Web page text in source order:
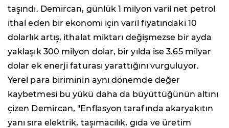
taşındı. Demircan, günlük 1 milyon varil net petrol
ithal eden bir ekonomi için varil fiyatındaki 10
dolarlık artış, ithalat miktarı değişmezse bir ayda
yaklaşık 300 milyon dolar, bir yılda ise 3.65 milyar
dolar ek enerji faturası yarattığını vurguluyor.
Yerel para biriminin aynı dönemde değer
kaybetmesi bu yükü daha da büyüttüğünün altını
çizen Demircan, "Enflasyon tarafında akaryakıtın
yanı sıra elektrik, taşımacılık, gıda ve üretim